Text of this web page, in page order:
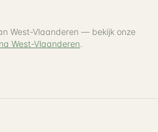
West-Vlaanderen — bekijk onze
West-Vlaanderen